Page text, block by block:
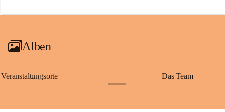
Alben
Veranstaltungsorte Das Team